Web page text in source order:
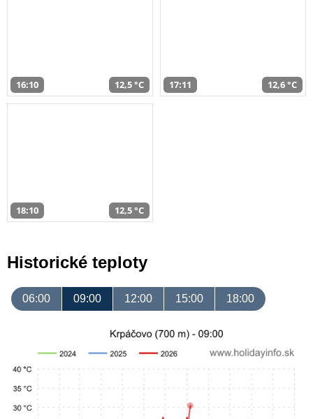
16:10 12,5 °C 17:11 12,6 °C
18:10 12,5 °C
Historické teploty
06:00 09:00 12:00 15:00 18:00